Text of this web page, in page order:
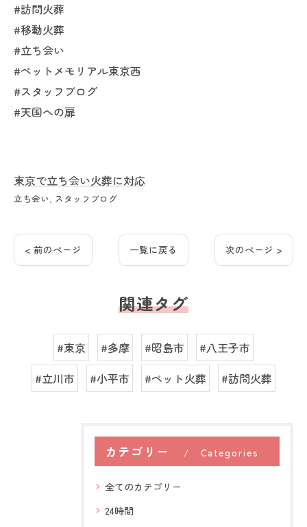
#訪問火葬
#移動火葬
#立ち会い
#ペットメモリアル東京西
#スタッフブログ
#天国への扉
東京で立ち会い火葬に対応
立ち会い スタッフブログ
< 前のページ 一覧に戻る 次のページ >
関連タグ
#東京 #多摩 #昭島市
#八王子市
#立川市
#小平市 #ペット火葬 #訪問火葬
カテゴリー Categories
全てのカテゴリー
24時間